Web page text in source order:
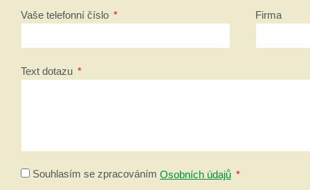
Vaše telefonní číslo * Firma
Text dotazu *
Souhlasím se zpracováním Osobních údajů *